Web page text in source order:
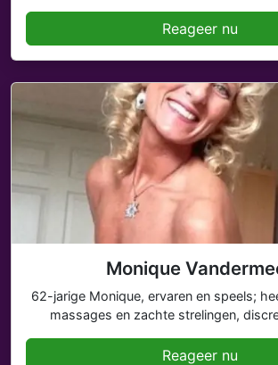
Reageer nu
Monique
62-jarige Monique, ervaren en speels;
massages en zachte strelingen,
Reageer nu